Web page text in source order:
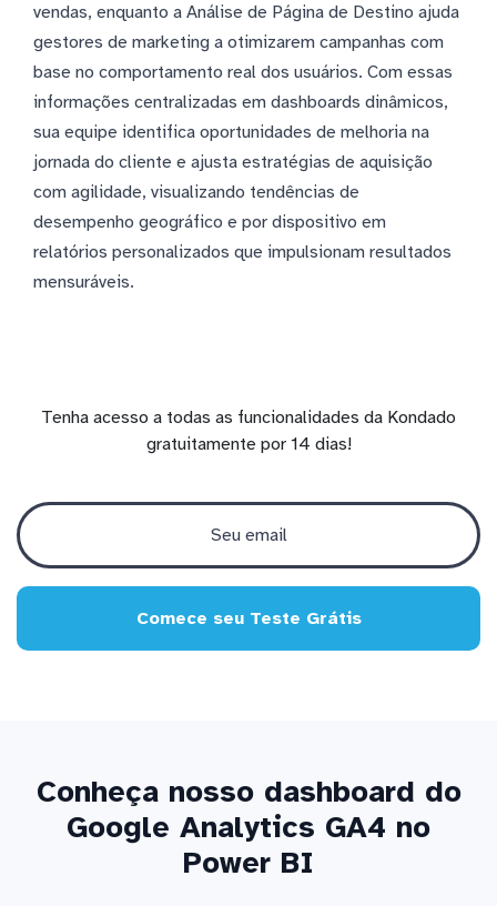
vendas, enquanto a Análise de Página de Destino ajuda
gestores de marketing a otimizarem campanhas com
base no comportamento real dos usuários. Com essas
informações centralizadas em dashboards dinâmicos,
sua equipe identifica oportunidades de melhoria na
jornada do cliente e ajusta estratégias de aquisição
com agilidade, visualizando tendências de
desempenho geográfico e por dispositivo em
relatórios personalizados que impulsionam resultados
mensuráveis.
Tenha acesso a todas as funcionalidades da Kondado
gratuitamente por 14 dias!
Comece seu Teste Grátis
Conheça nosso dashboard do
Google Analytics GA4 no
Power BI